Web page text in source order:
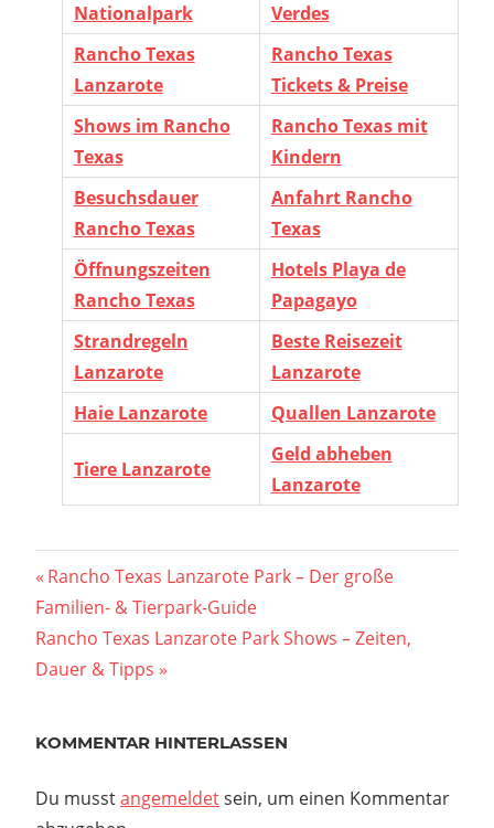
Nationalpark
Verdes
Rancho Texas
Lanzarote
Rancho Texas
Tickets & Preise
Shows im Rancho
Texas
Rancho Texas mit
Kindern
Besuchsdauer
Rancho Texas
Anfahrt Rancho
Texas
Öffnungszeiten
Rancho Texas
Hotels Playa de
Papagayo
Strandregeln
Lanzarote
Beste Reisezeit
Lanzarote
Haie Lanzarote
Quallen Lanzarote
Tiere Lanzarote
Geld abheben
Lanzarote
Beitragsnavigation
Vorheriger
Beitrag:
Rancho Texas Lanzarote Park – Der große
Familien- & Tierpark-Guide
Nächster
Beitrag:
Rancho Texas Lanzarote Park Shows – Zeiten,
Dauer & Tipps
KOMMENTAR HINTERLASSEN
Du musstangemeldetsein, um einen Kommentar